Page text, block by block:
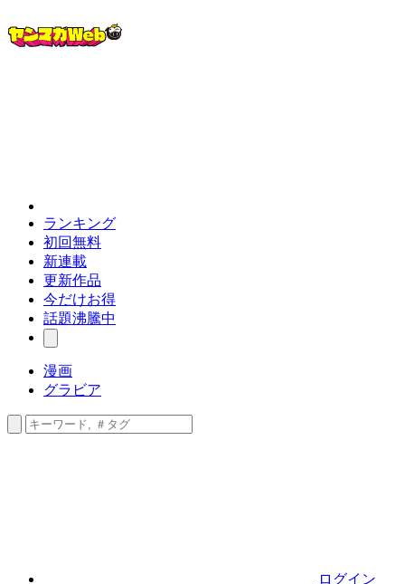
ランキング
初回無料
新連載
更新作品
今だけお得
話題沸騰中
漫画
グラビア
ログイン